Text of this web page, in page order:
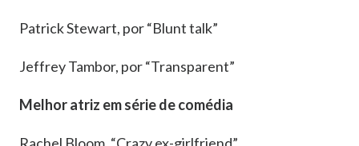
Patrick Stewart, por “Blunt talk”
Jeffrey Tambor, por “Transparent”
Melhor atriz em série de comédia